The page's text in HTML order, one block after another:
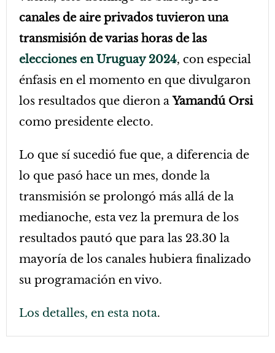
canales de aire privados tuvieron una
transmisión de varias horas de las
elecciones en Uruguay 2024, con especial
énfasis en el momento en que divulgaron
los resultados que dieron a Yamandú Orsi
como presidente electo.
Lo que sí sucedió fue que, a diferencia de
lo que pasó hace un mes, donde la
transmisión se prolongó más allá de la
medianoche, esta vez la premura de los
resultados pautó que para las 23.30 la
mayoría de los canales hubiera finalizado
su programación en vivo.
Los detalles, en esta nota.